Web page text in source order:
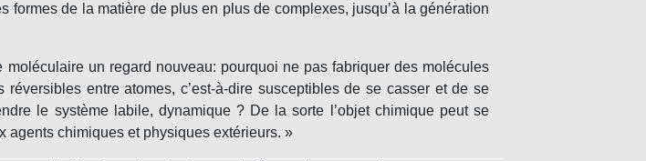
formes de la matière de plus en plus de complexes, jusqu’à la génération
un regard nouveau: pourquoi ne pas fabriquer des molécules
entre atomes, c’est-à-dire susceptibles de se casser et de se
le système labile, dynamique ? De la sorte l’objet chimique peut se
agents chimiques et physiques extérieurs. »